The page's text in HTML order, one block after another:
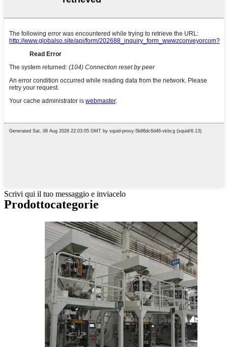
Scrivi qui il tuo messaggio e inviacelo
Prodottocategorie